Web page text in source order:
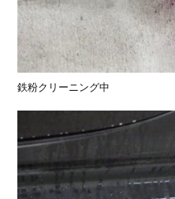
鉄粉クリーニング中